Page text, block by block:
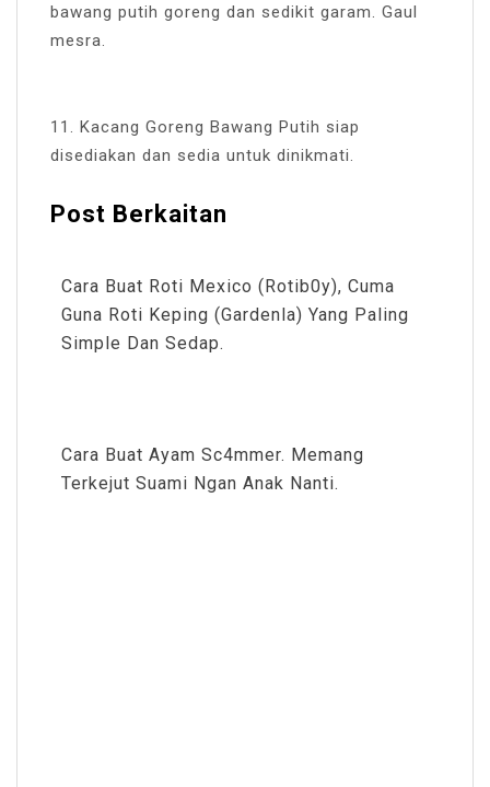
bawang putih goreng dan sedikit garam. Gaul
mesra.
11. Kacang Goreng Bawang Putih siap
disediakan dan sedia untuk dinikmati.
Post Berkaitan
Cara Buat Roti Mexico (Rotib0y), Cuma
Guna Roti Keping (Gardenla) Yang Paling
Simple Dan Sedap.
Cara Buat Ayam Sc4mmer. Memang
Terkejut Suami Ngan Anak Nanti.